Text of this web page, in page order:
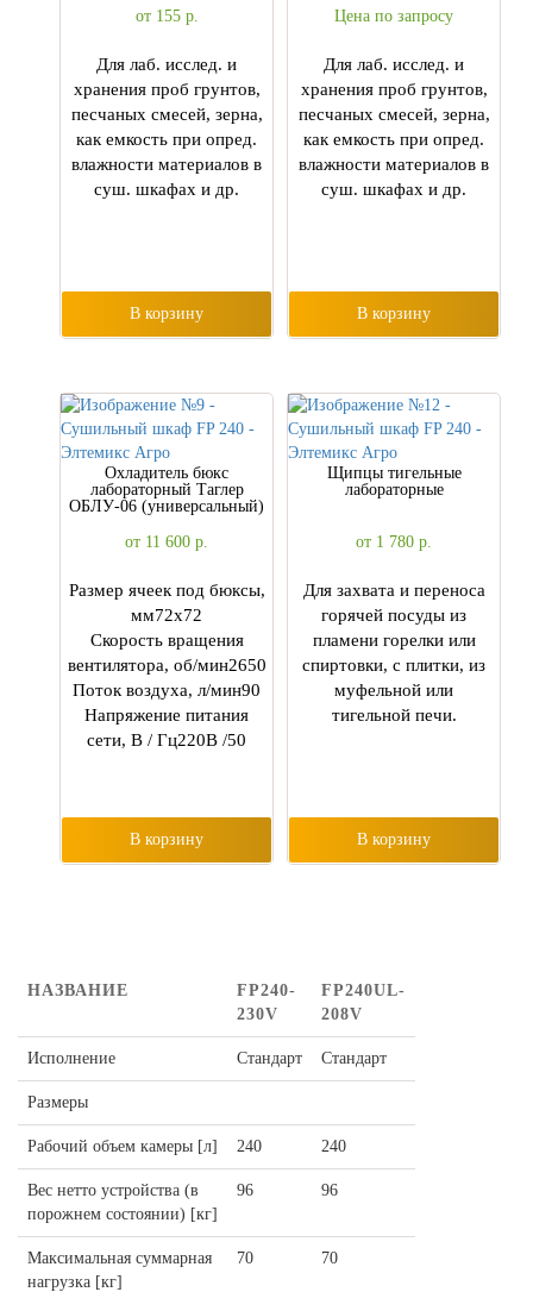
от 155 р.
Для лаб. исслед. и
хранения проб грунтов,
песчаных смесей, зерна,
как емкость при опред.
влажности материалов в
суш. шкафах и др.
В корзину
Цена по запросу
Для лаб. исслед. и
хранения проб грунтов,
песчаных смесей, зерна,
как емкость при опред.
влажности материалов в
суш. шкафах и др.
В корзину
Охладитель бюкс
лабораторный Tаглер
ОБЛУ-06 (универсальный)
от 11 600 р.
Размер ячеек под бюксы,
мм72х72
Скорость вращения
вентилятора, об/мин2650
Поток воздуха, л/мин90
Напряжение питания
сети, В / Гц220В /50
В корзину
Щипцы тигельные
лабораторные
от 1 780р.
Для захвата и переноса
горячей посуды из
пламени горелки или
спиртовки, с плитки, из
муфельной или
тигельной печи.
В корзину
НАЗВАНИЕ
FP240-
230V
FP240UL-
208V
Исполнение Стандарт Стандарт
Размеры
Рабочий объем камеры [л] 240 240
Вес нетто устройства (в
порожнем состоянии) [кг]
96 96
Максимальная суммарная
нагрузка [кг]
70 70